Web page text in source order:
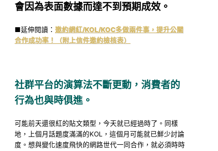
會因為表面數據而達不到預期成效。
■延伸閱讀： 邀約網紅/KOL/KOC多做兩件事，提升公關
合作成功率！（附上信件邀約檢核表）
社群平台的演算法不斷更動，消費者的
行為也與時俱進。
可能前天還很紅的貼文類型，今天就已經過時了。同樣
地，上個月話題度滿滿的KOL，這個月可能就已鮮少討論
度。想與變化速度飛快的網路世代一同合作，就必須時時